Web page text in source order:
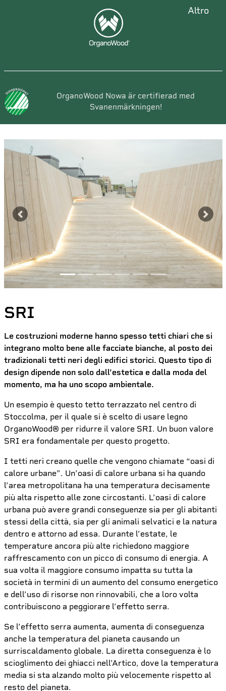
altro
OrganoWood Nowa är certifierad med
Svanenmärkningen!
Previous Next
SRI
Le costruzioni moderne hanno spesso tetti chiari che si
integrano molto bene alle facciate bianche, al posto dei
tradizionali tetti neri degli edifici storici. Questo tipo di
design dipende non solo dall’estetica e dalla moda del
momento, ma ha uno scopo ambientale.
Un esempio è questo tetto terrazzato nel centro di
Stoccolma, per il quale si è scelto di usare legno
OrganoWood® per ridurre il valore SRI. Un buon valore
SRI era fondamentale per questo progetto.
I tetti neri creano quelle che vengono chiamate “oasi di
calore urbane”. Un’oasi di calore urbana si ha quando
l’area metropolitana ha una temperatura decisamente
più alta rispetto alle zone circostanti. L’oasi di calore
urbana può avere grandi conseguenze sia per gli abitanti
stessi della città, sia per gli animali selvatici e la natura
dentro e attorno ad essa. Durante l’estate, le
temperature ancora più alte richiedono maggiore
raffrescamento con un picco di consumo di energia. A
sua volta il maggiore consumo impatta su tutta la
società in termini di un aumento del consumo energetico
e dell’uso di risorse non rinnovabili, che a loro volta
contribuiscono a peggiorare l’effetto serra.
Se l’effetto serra aumenta, aumenta di conseguenza
anche la temperatura del pianeta causando un
surriscaldamento globale. La diretta conseguenza è lo
scioglimento dei ghiacci nell’Artico, dove la temperatura
media si sta alzando molto più velocemente rispetto al
resto del pianeta.